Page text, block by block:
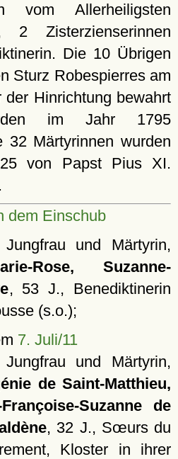
vom Allerheiligsten
2 Zisterzienserinnen
Die 10 Übrigen
Sturz Robespierres am
Hinrichtung bewahrt
im Jahr 1795
32 Märtyrinnen wurden
von Papst Pius XI.
dem Einschub
und Märtyrin,
Rose, Suzanne-
, 53 J., Benediktinerin
(s.o.);
7. Juli/11
und Märtyrin,
de Saint-Matthieu,
Suzanne de
, 32 J., Sœurs du
Kloster in ihrer